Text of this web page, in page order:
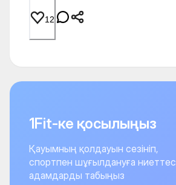
12
1Fit-ке қосылыңыз
Қауымның қолдауын сезініп,
спортпен шұғылдануға ниеттес
адамдарды табыңыз